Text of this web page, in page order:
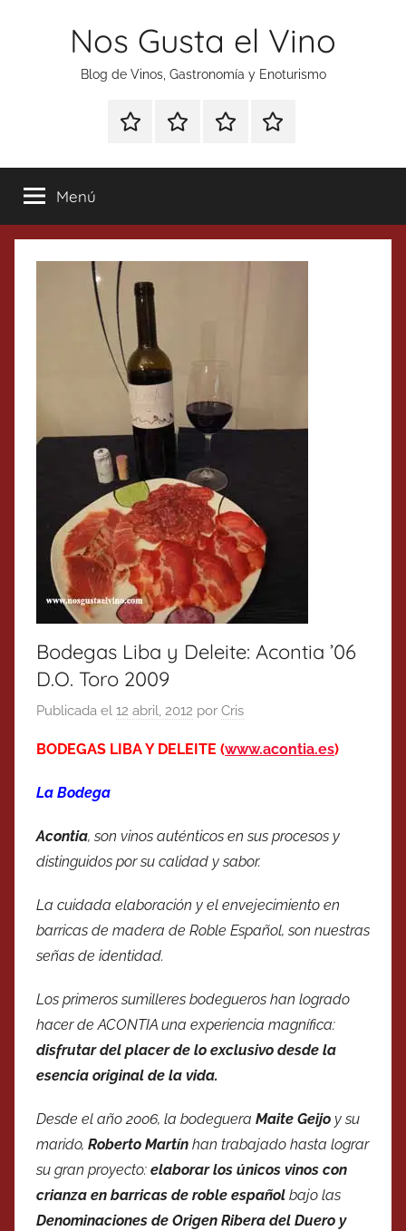
Nos Gusta el Vino
Blog de Vinos, Gastronomía y Enoturismo
Especial
Tonics
Enoturismo
Gastronomía
RankingContacto
Menú
Bodegas Liba y Deleite: Acontia ’06
D.O. Toro 2009
Publicada el 12 abril, 2012 por Cris
BODEGAS LIBA Y DELEITE (www.acontia.es)
La Bodega
Acontia, son vinos auténticos en sus procesos y
distinguidos por su calidad y sabor.
La cuidada elaboración y el envejecimiento en
barricas de madera de Roble Español, son nuestras
señas de identidad.
Los primeros sumilleres bodegueros han logrado
hacer de ACONTIA una experiencia magnífica:
disfrutar del placer de lo exclusivo desde la
esencia original de la vida.
Desde el año 2006, la bodeguera Maite Geijo y su
marido, Roberto Martín han trabajado hasta lograr
su gran proyecto: elaborar los únicos vinos con
crianza en barricas de roble español bajo las
Denominaciones de Origen Ribera del Duero y